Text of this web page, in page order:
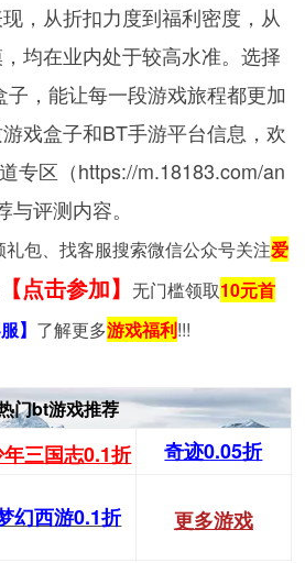
，从折扣力度到福利密度，从
均在业内处于较高水准。选择
，能让每一段游戏旅程都更加
戏盒子和BT手游平台信息，欢
专区（https://m.18183.com/an
评测内容。
包、找客服搜索微信公众号关注爱
【点击参加】 无门槛领取10元首
】 了解更多游戏福利!!!
门bt游戏推荐
年三国志0.1折
奇迹0.05折
幻西游0.1折 更多游戏